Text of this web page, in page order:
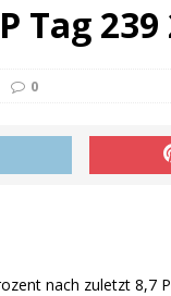
Koalitionsrechner
Tag 239
0
nach zuletzt 8,7